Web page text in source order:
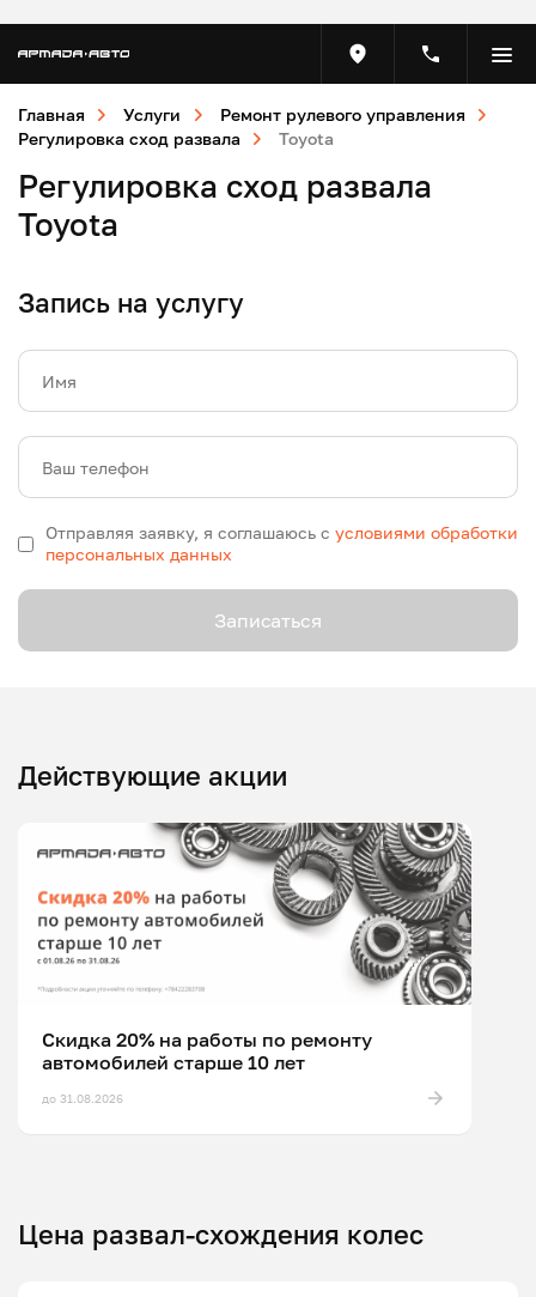
Главная Услуги
Ремонт рулевого управления
Регулировка сход развала
Toyota
Регулировка сход развала
Toyota
Запись на услугу
Имя
Ваш телефон
Отправляя заявку, я соглашаюсь с условиями обработки
персональных данных
Записаться
Действующие акции
Скидка 20% на работы по ремонту
автомобилей старше 10 лет
до 31.08.2026
Цена развал-схождения колес